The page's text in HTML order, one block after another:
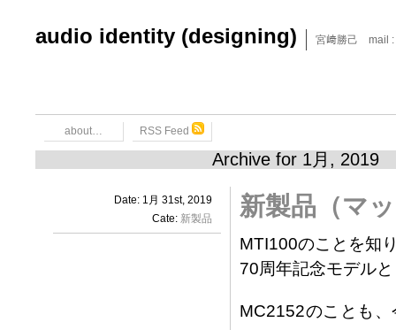
audio identity (designing) 宮﨑勝己 mail :
about… RSS Feed
Archive for 1月, 2019
Date: 1月 31st, 2019
Cate: 新製品 新製品（マ
MTI100のことを知
70周年記念モデル
MC2152のことも